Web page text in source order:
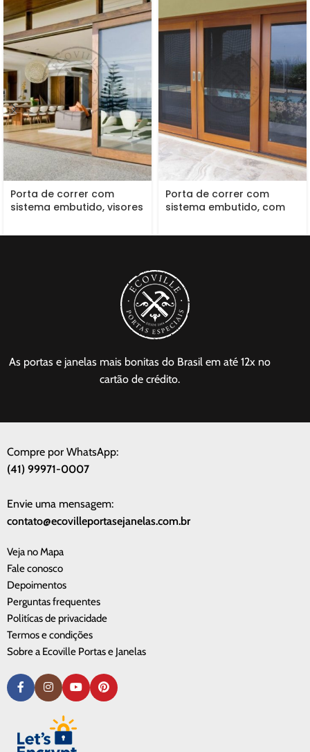
Porta de correr com
sistema embutido, visores
Porta de correr com
sistema embutido, com
acetinado (Sayerlack)
As portas e janelas mais bonitas do Brasil em até 12x no
cartão de crédito.
Compre por WhatsApp:
(41) 99971-0007
Envie uma mensagem:
contato@ecovilleportasejanelas.com.br
Veja no Mapa
Fale conosco
Depoimentos
Perguntas frequentes
Politícas de privacidade
Termos e condições
Sobre a Ecoville Portas e Janelas